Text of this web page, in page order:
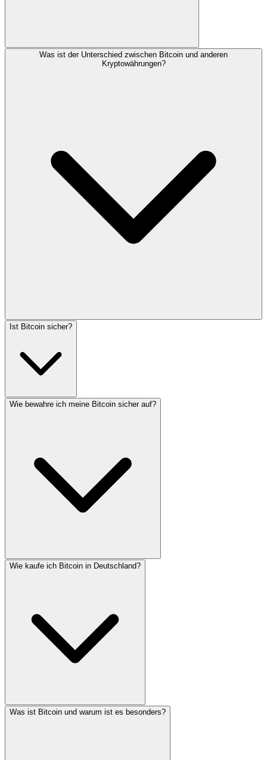
Was ist der Unterschied zwischen Bitcoin und anderen
Kryptowährungen?
Ist Bitcoin sicher?
Wie bewahre ich meine Bitcoin sicher auf?
Wie kaufe ich Bitcoin in Deutschland?
Was ist Bitcoin und warum ist es besonders?